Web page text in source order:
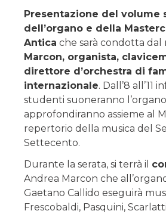
Presentazione del volume
dell’organo e della
Antica che sarà condotta dal
Marcon, organista,
direttore d’orchestra di
internazionale. Dall’8 all’11
studenti suoneranno
approfondiranno assieme al
repertorio della musica del
Settecento.
Durante la serata, si terrà il
Andrea Marcon che
Gaetano Callido eseguirà
Frescobaldi, Pasquini,